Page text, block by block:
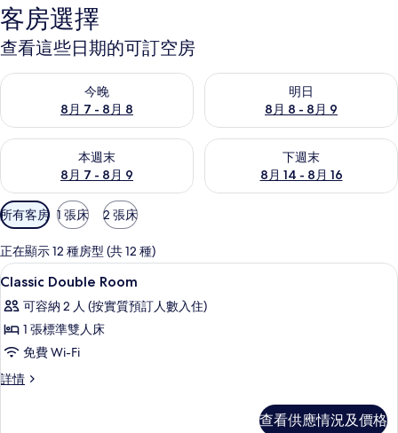
客房選擇
查看這些日期的可訂空房
今晚
8月 7 - 8月 8
查看今晚 8月 7 - 8月 8的可訂空房
明日
8月 8 - 8月 9
查看明日 8月 8 - 8月 9的可訂
本週末
8月 7 - 8月 9
查看本週末 8月 7 - 8月 9的可訂空房
下週末
8月 14 - 8月 16
查看下週末 8月 14 - 8月 16的
可
用
嘅
客
房
篩
選
條
所有客房 1 張床 2 張床
正在顯示 12 種房型 (共 12 種)
載
入
所
有
Classic
Double
高級寢具、遮光窗簾/窗簾、免費 Wi-
3
Classic Double Room
可容納 2 人 (按實質預訂人數入住)
1 張標準雙人床
免費 Wi-Fi
詳情
Classic
查看供應情況及價格